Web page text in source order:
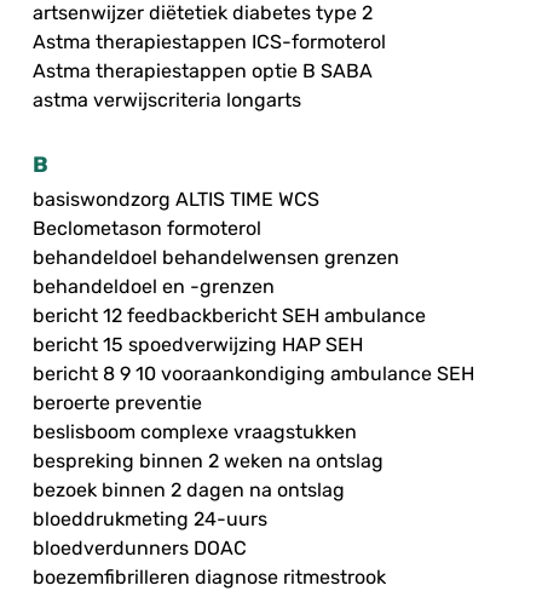
artsenwijzer diëtetiek diabetes type 2
Astma therapiestappen ICS-formoterol
Astma therapiestappen optie B SABA
astma verwijscriteria longarts
B
basiswondzorg ALTIS TIME WCS
Beclometason formoterol
behandeldoel behandelwensen grenzen
behandeldoel en -grenzen
bericht 12 feedbackbericht SEH ambulance
bericht 15 spoedverwijzing HAP SEH
bericht 8 9 10 vooraankondiging ambulance SEH
beroerte preventie
beslisboom complexe vraagstukken
bespreking binnen 2 weken na ontslag
bezoek binnen 2 dagen na ontslag
bloeddrukmeting 24-uurs
bloedverdunners DOAC
boezemfibrilleren diagnose ritmestrook